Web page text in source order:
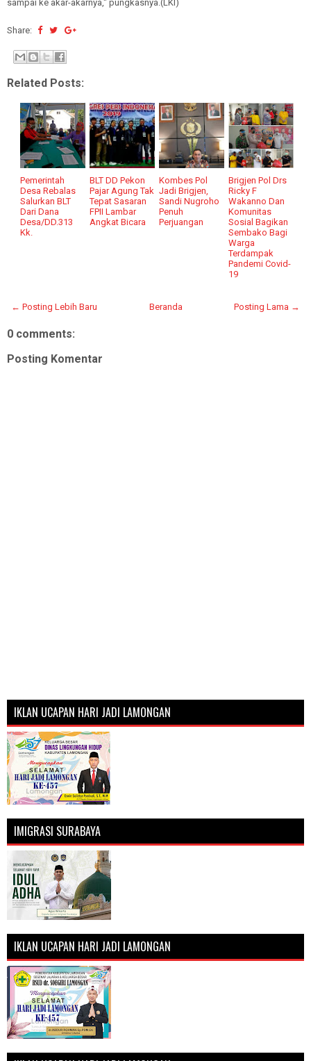
sampai ke akar-akarnya," pungkasnya.(LKI)
Share:
Related Posts:
Pemerintah
Desa Rebalas
Salurkan BLT
Dari Dana
Desa/DD.313
Kk.
BLT DD Pekon
Pajar Agung Tak
Tepat Sasaran
FPII Lambar
Angkat Bicara
Kombes Pol
Jadi Brigjen,
Sandi Nugroho
Penuh
Perjuangan
Brigjen Pol Drs
Ricky F
Wakanno Dan
Komunitas
Sosial Bagikan
Sembako Bagi
Warga
Terdampak
Pandemi Covid-
19
← Posting Lebih Baru Posting Lama →
Beranda
0 comments:
Posting Komentar
IKLAN UCAPAN HARI JADI LAMONGAN
IMIGRASI SURABAYA
IKLAN UCAPAN HARI JADI LAMONGAN